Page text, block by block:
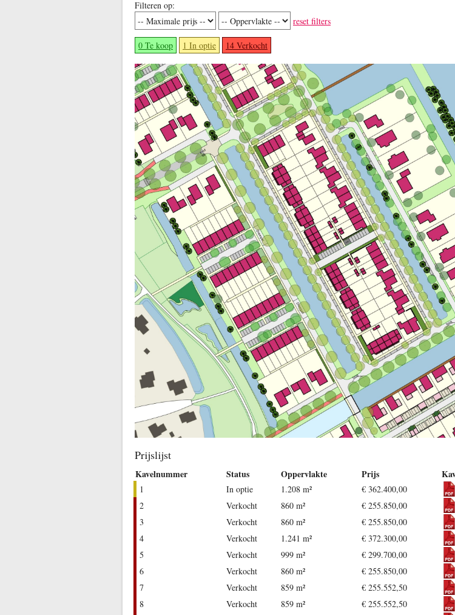
Filteren op:
reset filters
0 Te koop 1 In optie 14 Verkocht
Prijslijst
Kavelnummer Status Oppervlakte Prijs
1 In optie 1.208 m² € 362.400,00
2
Verkocht 860 m² € 255.850,00
3
Verkocht 860 m² € 255.850,00
4
Verkocht 1.241 m² € 372.300,00
5
Verkocht 999 m² € 299.700,00
6
Verkocht 860 m² € 255.850,00
7
Verkocht 859 m² € 255.552,50
8
Verkocht 859 m² € 255.552,50